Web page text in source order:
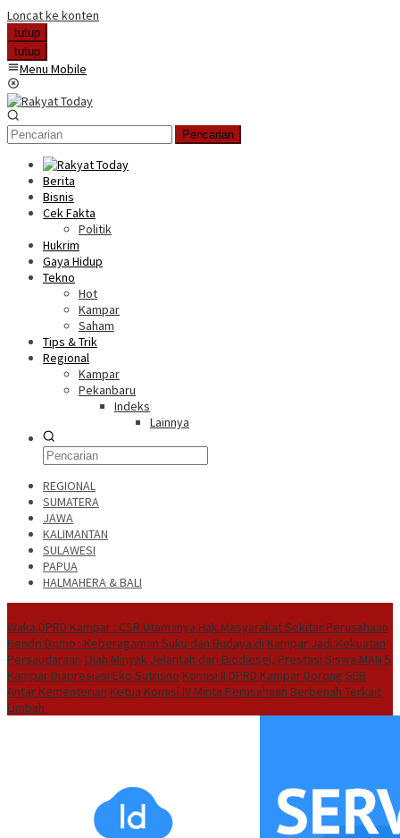
Loncat ke konten
tutup
tutup
Menu Mobile
Pencarian
Berita
Bisnis
Cek Fakta
Politik
Hukrim
Gaya Hidup
Tekno
Hot
Kampar
Saham
Tips & Trik
Regional
Kampar
Pekanbaru
Indeks
Lainnya
REGIONAL
SUMATERA
JAWA
KALIMANTAN
SULAWESI
PAPUA
HALMAHERA & BALI
Waka DPRD Kampar : CSR Utamanya Hak Masyarakat Sekitar Perusahaan
Hendri Domo : Keberagaman Suku dan Budaya di Kampar Jadi Kekuatan
Persaudaraan Olah Minyak Jelantah dari Biodiesel, Prestasi Siswa MAN 5
Kampar Diapresiasi Eko Sutrisno Komisi II DPRD Kampar Dorong SEB
Antar Kementerian Ketua Komisi IV Minta Perusahaan Berbenah Terkait
Limbah